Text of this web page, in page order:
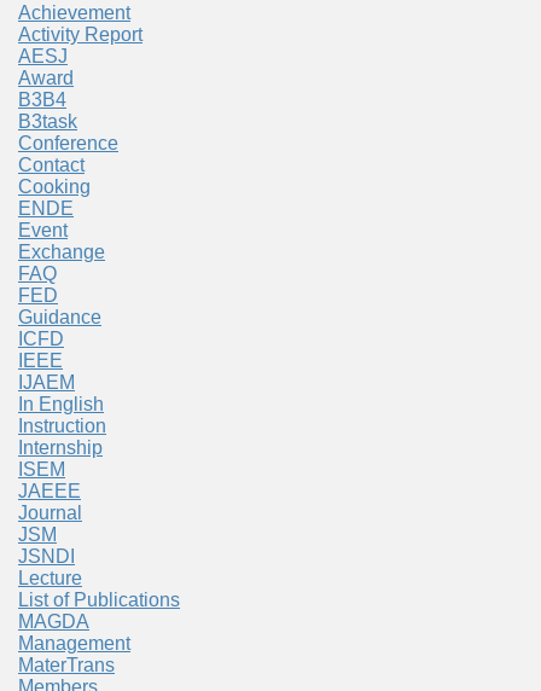
Achievement
Activity Report
AESJ
Award
B3B4
B3task
Conference
Contact
Cooking
ENDE
Event
Exchange
FAQ
FED
Guidance
ICFD
IEEE
IJAEM
In English
Instruction
Internship
ISEM
JAEEE
Journal
JSM
JSNDI
Lecture
List of Publications
MAGDA
Management
MaterTrans
Members